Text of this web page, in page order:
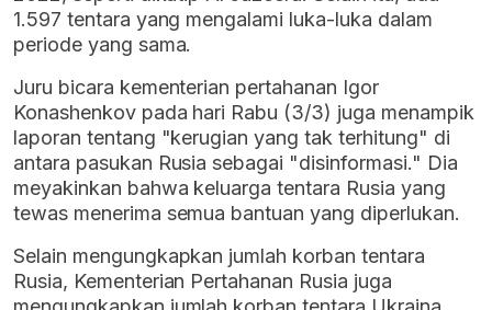
1.597 tentara yang mengalami luka-luka dalam
periode yang sama.
Juru bicara kementerian pertahanan Igor
Konashenkov pada hari Rabu (3/3) juga menampik
laporan tentang "kerugian yang tak terhitung" di
antara pasukan Rusia sebagai "disinformasi." Dia
meyakinkan bahwa keluarga tentara Rusia yang
tewas menerima semua bantuan yang diperlukan.
Selain mengungkapkan jumlah korban tentara
Rusia, Kementerian Pertahanan Rusia juga